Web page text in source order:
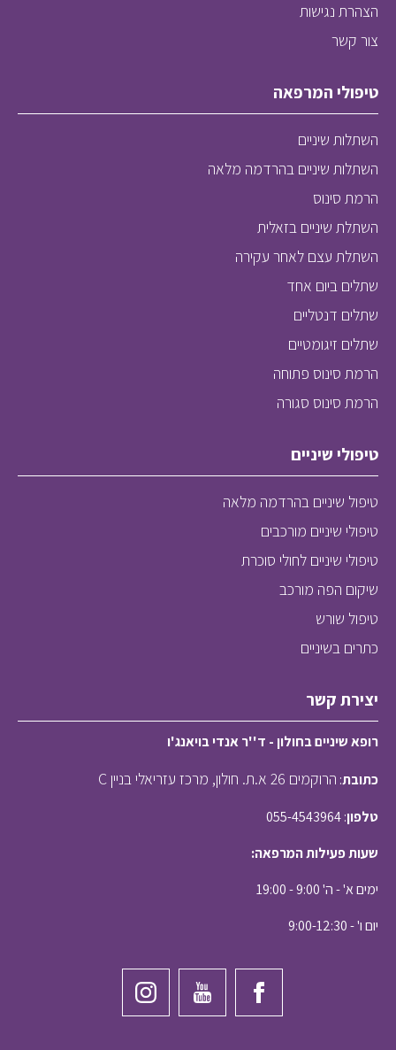
הצהרת נגישות
צור קשר
טיפולי המרפאה
השתלות שיניים
השתלות שיניים בהרדמה מלאה
הרמת סינוס
השתלת שיניים בזאלית
השתלת עצם לאחר עקירה
שתלים ביום אחד
שתלים דנטליים
שתלים זיגומטיים
הרמת סינוס פתוחה
הרמת סינוס סגורה
טיפולי שיניים
טיפול שיניים בהרדמה מלאה
טיפולי שיניים מורכבים
טיפולי שיניים לחולי סוכרת
שיקום הפה מורכב
טיפול שורש
כתרים בשיניים
יצירת קשר
רופא שיניים בחולון - ד''ר אנדי בויאנג'ו
כתובת: הרוקמים 26 א.ת. חולון, מרכז עזריאלי בניין C
טלפון: 055-4543964
שעות פעילות המרפאה:
ימים א' - ה' 9:00 - 19:00
יום ו' - 9:00-12:30